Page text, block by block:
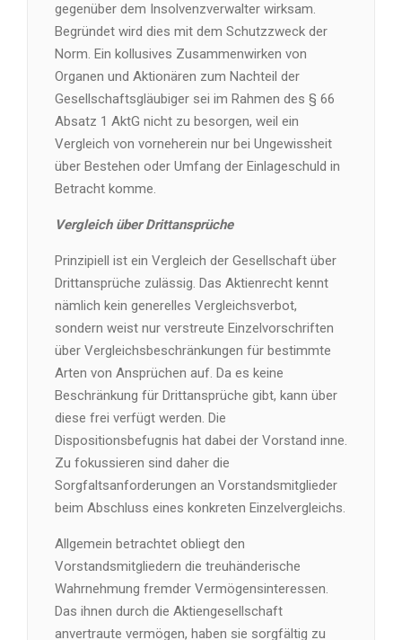
gegenüber dem Insolvenzverwalter wirksam.
Begründet wird dies mit dem Schutzzweck der
Norm. Ein kollusives Zusammenwirken von
Organen und Aktionären zum Nachteil der
Gesellschaftsgläubiger sei im Rahmen des § 66
Absatz 1 AktG nicht zu besorgen, weil ein
Vergleich von vorneherein nur bei Ungewissheit
über Bestehen oder Umfang der Einlageschuld in
Betracht komme.
Vergleich über Drittansprüche
Prinzipiell ist ein Vergleich der Gesellschaft über
Drittansprüche zulässig. Das Aktienrecht kennt
nämlich kein generelles Vergleichsverbot,
sondern weist nur verstreute Einzelvorschriften
über Vergleichsbeschränkungen für bestimmte
Arten von Ansprüchen auf. Da es keine
Beschränkung für Drittansprüche gibt, kann über
diese frei verfügt werden. Die
Dispositionsbefugnis hat dabei der Vorstand inne.
Zu fokussieren sind daher die
Sorgfaltsanforderungen an Vorstandsmitglieder
beim Abschluss eines konkreten Einzelvergleichs.
Allgemein betrachtet obliegt den
Vorstandsmitgliedern die treuhänderische
Wahrnehmung fremder Vermögensinteressen.
Das ihnen durch die Aktiengesellschaft
anvertraute vermögen, haben sie sorgfältig zu